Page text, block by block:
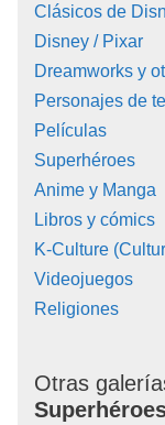
Clásicos de
Disney / Pixar
Dreamworks y
Personajes de
Películas
Superhéroes
Anime y Manga
Libros y cómics
K-Culture
Videojuegos
Religiones
Otras